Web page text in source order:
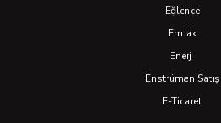
Eğlence
Emlak
Enerji
Enstrüman Satış
E-Ticaret